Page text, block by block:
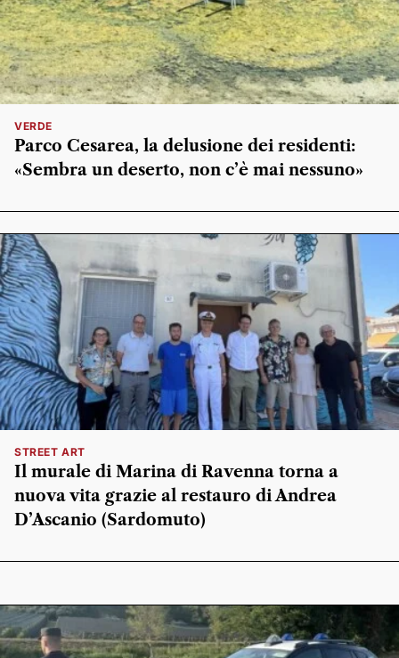
VERDE
Parco Cesarea, la delusione dei residenti:
«Sembra un deserto, non c’è mai nessuno»
STREET ART
Il murale di Marina di Ravenna torna a
nuova vita grazie al restauro di Andrea
D’Ascanio (Sardomuto)